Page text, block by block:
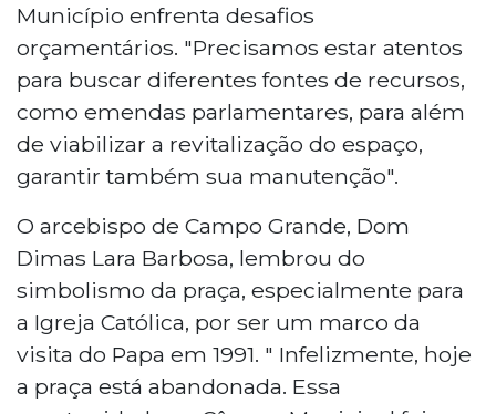
Município enfrenta desafios
orçamentários. "Precisamos estar atentos
para buscar diferentes fontes de recursos,
como emendas parlamentares, para além
de viabilizar a revitalização do espaço,
garantir também sua manutenção".
O arcebispo de Campo Grande, Dom
Dimas Lara Barbosa, lembrou do
simbolismo da praça, especialmente para
a Igreja Católica, por ser um marco da
visita do Papa em 1991. " Infelizmente, hoje
a praça está abandonada. Essa